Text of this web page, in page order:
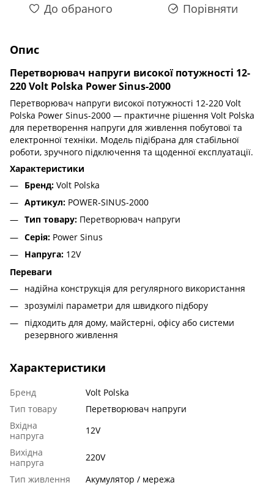
До обраного Порівняти
Опис
Перетворювач напруги високої потужності 12-
220 Volt Polska Power Sinus-2000
Перетворювач напруги високої потужності 12-220 Volt
Polska Power Sinus-2000 — практичне рішення Volt Polska
для перетворення напруги для живлення побутової та
електронної техніки. Модель підібрана для стабільної
роботи, зручного підключення та щоденної експлуатації.
Характеристики
Бренд: Volt Polska
Артикул: POWER-SINUS-2000
Тип товару: Перетворювач напруги
Серія: Power Sinus
Напруга: 12V
Переваги
надійна конструкція для регулярного використання
зрозумілі параметри для швидкого підбору
підходить для дому, майстерні, офісу або системи
резервного живлення
Характеристики
Бренд
Volt Polska
Тип товару
Перетворювач напруги
Вхідна
напруга
12V
Вихідна
напруга
220V
Тип живлення
Акумулятор / мережа